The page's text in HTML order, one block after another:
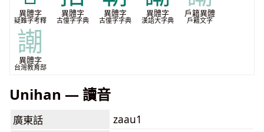
異體字
疑難字考釋
異體字
古僮字字典
異體字
古僮字字典
異體字
漢語大字典
戶籍異體
戶籍文字
謿
異體字
台灣教育部
Unihan — 讀音
廣東話
zaau1